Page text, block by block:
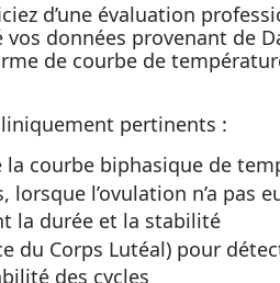
d’une évaluation
données provenant de
de courbe de
pertinents :
courbe biphasique de
l’ovulation n’a pas
la durée et la stabilité
du Corps Lutéal) pour
des cycles